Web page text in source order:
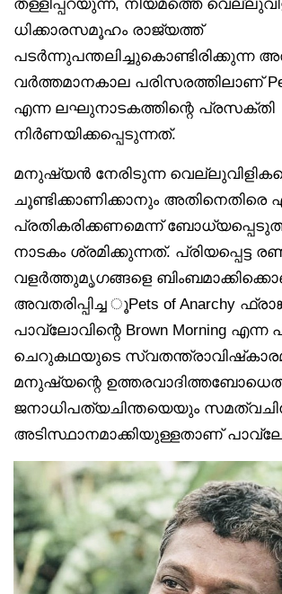
തള്ളിപ്പറയുന്ന, നിയമത്തെ
ധിക്കാരസമൂഹം രാജ്യത്ത്
പടർന്നുപന്തലിച്ചുകൊണ്ടിരിക്കുന്ന
വർത്തമാനകാല പരിസരത്തിലാണ്
എന്ന ലഘുനാടകത്തിന്റെ പ്രസക്തി
നിർണയിക്കപ്പെടുന്നത്.
മനുഷ്യൻ നേരിടുന്ന
ചൂണ്ടിക്കാണിക്കാനും അതിനെതിരെ
പ്രതികരിക്കണമെന്ന്
നാടകം ശ്രമിക്കുന്നത്. പ്രിയപ്പെട്ട
വളർത്തുമൃഗങ്ങളെ
അവതരിപ്പിച്ച ൂPets of Anarchy
പാവ്‌ലോവിന്റെ Brown Morning
ചെറുകഥയുടെ
മനുഷ്യന്റെ
ജനാധിപത്യചിന്തയെയും
അടിസ്ഥാനമാക്കിയുള്ളതാണ്